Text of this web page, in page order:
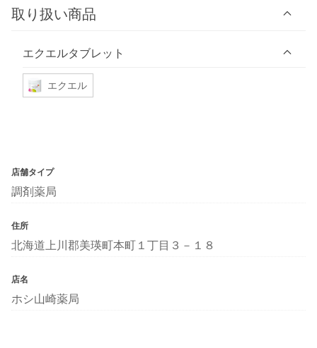
取り扱い商品
エクエルタブレット
エクエル
店舗タイプ
調剤薬局
住所
北海道上川郡美瑛町本町１丁目３－１８
店名
ホシ山崎薬局